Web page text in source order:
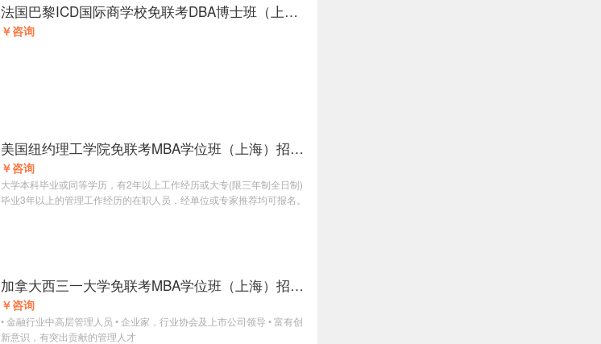
法国巴黎ICD国际商学校免联考DBA博士班（上
海）招生简章
￥咨询
美国纽约理工学院免联考MBA学位班（上海）招生
简章
￥咨询
大学本科毕业或同等学历，有2年以上工作经历或大专(限三年制全日制)
毕业3年以上的管理工作经历的在职人员，经单位或专家推荐均可报名。
加拿大西三一大学免联考MBA学位班（上海）招生
简章
￥咨询
• 金融行业中高层管理人员 • 企业家，行业协会及上市公司领导 • 富有创
新意识，有突出贡献的管理人才